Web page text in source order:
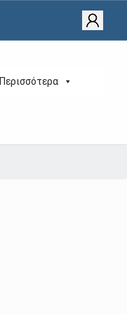
Περισσότερα